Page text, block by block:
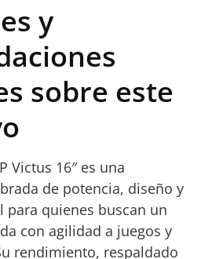
competente, puede tener
en juegos muy
en configuraciones ultra.
y
sobre este
Victus 16″ es una
de potencia, diseño y
quienes buscan un
con agilidad a juegos y
rendimiento, respaldado